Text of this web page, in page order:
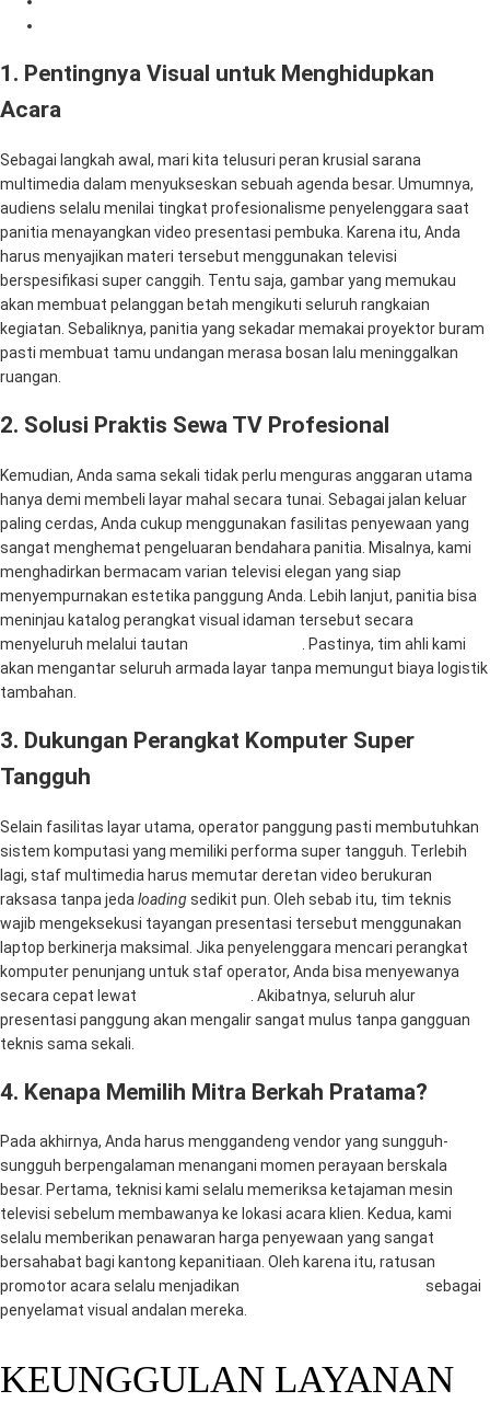
1. Pentingnya Visual untuk Menghidupkan
Acara
Sebagai langkah awal, mari kita telusuri peran krusial sarana
multimedia dalam menyukseskan sebuah agenda besar. Umumnya,
audiens selalu menilai tingkat profesionalisme penyelenggara saat
panitia menayangkan video presentasi pembuka. Karena itu, Anda
harus menyajikan materi tersebut menggunakan televisi
berspesifikasi super canggih. Tentu saja, gambar yang memukau
akan membuat pelanggan betah mengikuti seluruh rangkaian
kegiatan. Sebaliknya, panitia yang sekadar memakai proyektor buram
pasti membuat tamu undangan merasa bosan lalu meninggalkan
ruangan.
2. Solusi Praktis Sewa TV Profesional
Kemudian, Anda sama sekali tidak perlu menguras anggaran utama
hanya demi membeli layar mahal secara tunai. Sebagai jalan keluar
paling cerdas, Anda cukup menggunakan fasilitas penyewaan yang
sangat menghemat pengeluaran bendahara panitia. Misalnya, kami
menghadirkan bermacam varian televisi elegan yang siap
menyempurnakan estetika panggung Anda. Lebih lanjut, panitia bisa
meninjau katalog perangkat visual idaman tersebut secara
menyeluruh melalui tautan
. Pastinya, tim ahli kami
akan mengantar seluruh armada layar tanpa memungut biaya logistik
tambahan.
3. Dukungan Perangkat Komputer Super
Tangguh
Selain fasilitas layar utama, operator panggung pasti membutuhkan
sistem komputasi yang memiliki performa super tangguh. Terlebih
lagi, staf multimedia harus memutar deretan video berukuran
raksasa tanpa jeda loadingsedikit pun. Oleh sebab itu, tim teknis
wajib mengeksekusi tayangan presentasi tersebut menggunakan
laptop berkinerja maksimal. Jika penyelenggara mencari perangkat
komputer penunjang untuk staf operator, Anda bisa menyewanya
secara cepat lewat
. Akibatnya, seluruh alur
presentasi panggung akan mengalir sangat mulus tanpa gangguan
teknis sama sekali.
4. Kenapa Memilih Mitra Berkah Pratama?
Pada akhirnya, Anda harus menggandeng vendor yang sungguh-
sungguh berpengalaman menangani momen perayaan berskala
besar. Pertama, teknisi kami selalu memeriksa ketajaman mesin
televisi sebelum membawanya ke lokasi acara klien. Kedua, kami
selalu memberikan penawaran harga penyewaan yang sangat
bersahabat bagi kantong kepanitiaan. Oleh karena itu, ratusan
promotor acara selalu menjadikan
sebagai
penyelamat visual andalan mereka.
KEUNGGULAN LAYANAN